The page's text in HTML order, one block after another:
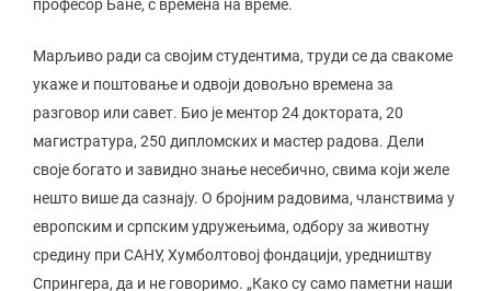
професор Бане, с времена на време.
Марљиво ради са својим студентима, труди се да свакоме
укаже и поштовање и одвоји довољно времена за
разговор или савет. Био је ментор 24 доктората, 20
магистратура, 250 дипломских и мастер радова. Дели
своје богато и завидно знање несебично, свима који желе
нешто више да сазнају. О бројним радовима, чланствима у
европским и српским удружењима, одбору за животну
средину при САНУ, Хумболтовој фондацији, уредништву
Спрингера, да и не говоримо. „Како су само паметни наши